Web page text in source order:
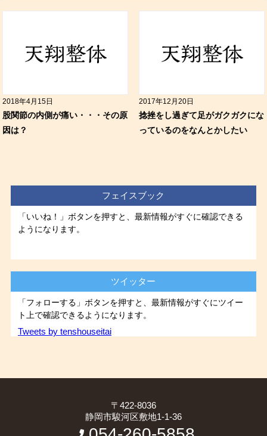
2017年12月20日
捻挫をし過ぎて足がガクガクにな
っているのをなんとかしたい
2018年4月15日
股関節の内側が痛い・・・その原
因は？
フェイスブック
「いいね！」ボタンを押すと、最新情報がすぐに確認できる
ようになります。
ツイッター
「フォローする」ボタンを押すと、最新情報がすぐにツイー
ト上で確認できるようになります。
Tweets by tenshouseitai
〒422-8036
静岡市駿河区敷地1-1-36